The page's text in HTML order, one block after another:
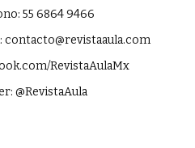
55 6864 9466
contacto@revistaaula.com
RevistaAulaMx
@RevistaAula